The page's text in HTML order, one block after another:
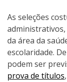
As seleções
administrativos,
da área da
escolaridade.
podem ser
prova de títulos